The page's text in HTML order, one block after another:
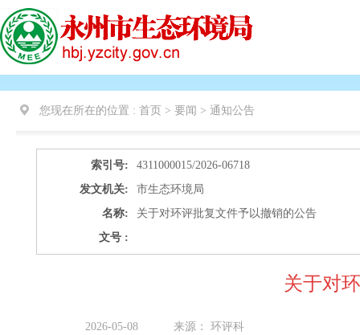
您现在所在的位置 : 首页 > 要闻 > 通知公告
索引号:
4311000015/2026-06718
发文机关:
市生态环境局
名称:
关于对环评批复文件予以撤销的公告
文号 :
关于对
2026-05-08 来源： 环评科